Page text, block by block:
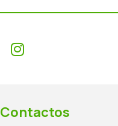
Facebook
Instagram
Contactos